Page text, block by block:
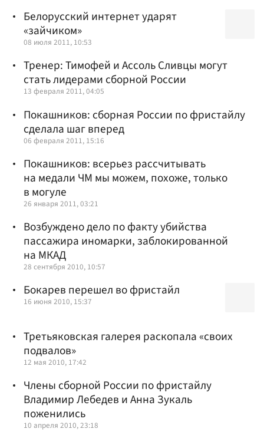
Белорусский интернет ударят
«зайчиком»
08 июля 2011, 10:53
Тренер: Тимофей и Ассоль Сливцы могут
стать лидерами сборной России
13 февраля 2011, 04:05
Покашников: сборная России по фристайлу
сделала шаг вперед
06 февраля 2011, 15:16
Покашников: всерьез рассчитывать
на медали ЧМ мы можем, похоже, только
в могуле
26 января 2011, 03:21
Возбуждено дело по факту убийства
пассажира иномарки, заблокированной
на МКАД
28 сентября 2010, 10:57
Бокарев перешел во фристайл
16 июня 2010, 15:37
Третьяковская галерея раскопала «своих
подвалов»
12 мая 2010, 17:42
Члены сборной России по фристайлу
Владимир Лебедев и Анна Зукаль
поженились
10 апреля 2010, 23:18